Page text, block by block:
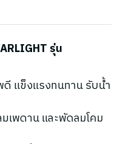
รุ่น
แข็งแรงทนทาน รับน้ำ
เพดาน และพัดลมโคม